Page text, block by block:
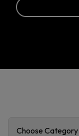
Choose Category